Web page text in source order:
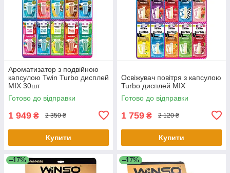
Ароматизатор з подвійною
капсулою Twin Turbo дисплей
MIX 30шт
Готово до відправки
1 949 ₴ 2 350 ₴
Купити
Освіжувач повітря з капсулою
Turbo дисплей MIX
Готово до відправки
1 759 ₴ 2 120 ₴
Купити
–17% –17%